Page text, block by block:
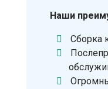
Наши
Сборка